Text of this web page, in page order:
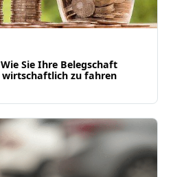
Sie Ihre Belegschaft
zu fahren